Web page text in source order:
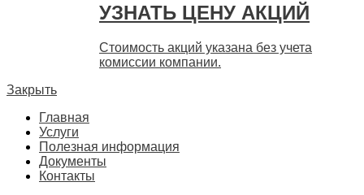
УЗНАТЬ ЦЕНУ АКЦИЙ
Стоимость акций указана без учета
комиссии компании.
Закрыть
Главная
Услуги
Полезная информация
Документы
Контакты